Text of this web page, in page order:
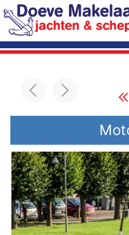
Terug naar